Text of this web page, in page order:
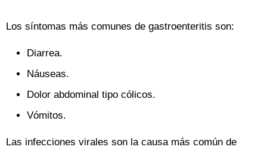
Los síntomas más comunes de gastroenteritis son:
Diarrea.
Náuseas.
Dolor abdominal tipo cólicos.
Vómitos.
Las infecciones virales son la causa más común de